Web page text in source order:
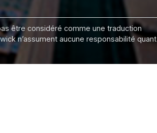
être considéré comme une traduction
n’assument aucune responsabilité quant